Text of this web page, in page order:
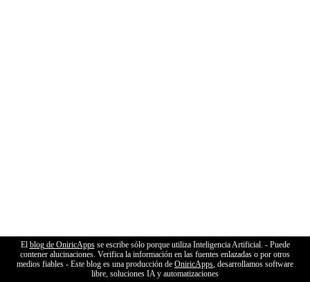
El blog de OniricAppsse escribe sólo porque utiliza Inteligencia Artificial. - Puede
contener alucinaciones. Verifica la información en las fuentes enlazadas o por otros
medios fiables - Este blog es una producción de OniricApps , desarrollamos software
libre, soluciones IA y automatizaciones